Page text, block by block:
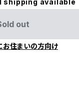
shipping available
out
お住まいの方向け